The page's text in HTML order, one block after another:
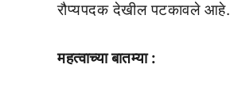
रौप्यपदक देखील पटकावले आहे.
महत्वाच्या बातम्या :